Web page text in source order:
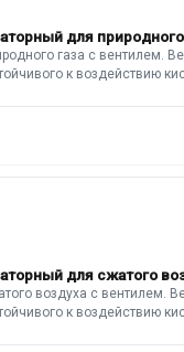
для природного
газа с вентилем.
к воздействию
вытяжной камеры шкафа.
для сжатого
воздуха с вентилем.
к воздействию
вытяжной камеры шкафа.